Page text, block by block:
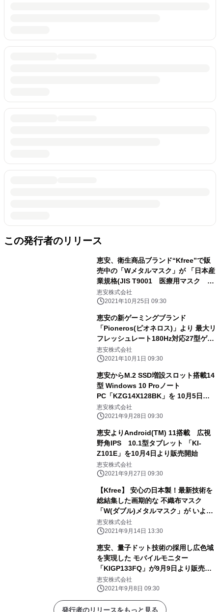
この発行者のリリース
恵安、衛生商品ブランド“Kfree”で販
売中の「Wメタルマスク」が 「日本産
業規格(JIS T9001 医療用マスク ク
ラスII)」の 適合番号を取得
恵安株式会社
2021年10月25日 09:30
恵安の新ゲーミングブランド
「Pioneros(ピオネロス)」より 最大リ
フレッシュレート180Hz対応27型ゲー
ミングモニター 『KPGM270』を10月
9日に全国ショップで発売
恵安株式会社
2021年10月1日 09:30
恵安からM.2 SSD増設スロット搭載14
型 Windows 10 Proノート
PC「KZG14X128BK」を 10月5日よ
り販売開始
恵安株式会社
2021年9月28日 09:30
恵安よりAndroid(TM) 11搭載 広視
野角IPS 10.1型タブレット 「KI-
Z101E」を10月4日より販売開始
恵安株式会社
2021年9月27日 09:30
【Kfree】 安心の日本製！最新技術を
総結集した画期的な 不織布マスク
「W(ダブル)メタルマスク」が いよい
よ9月14日より発売！！
恵安株式会社
2021年9月14日 13:30
恵安、量子ドット技術の採用し広色域
を実現した モバイルモニター
「KIGP133FQ」が9月9日より販売開
始 ～便利なカバースタンド＆レザー
ケース付き～
恵安株式会社
2021年9月8日 09:30
発行者のリリースをもっと見る